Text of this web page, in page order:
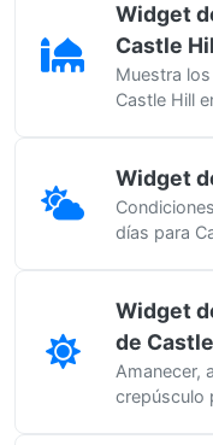
Widget
Castle
Muestra
Castle Hill
Widget
días para
Widget
de
Amanecer,
crepúsculo